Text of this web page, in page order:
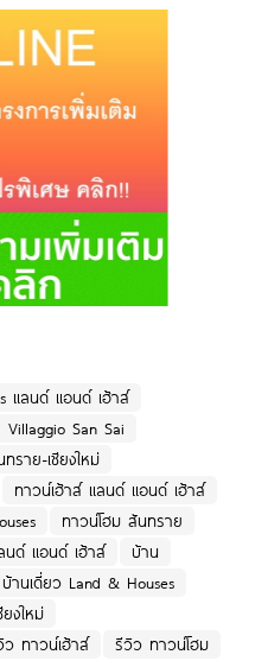
แลนด์ แอนด์ เฮ้าส์
Villaggio San Sai
ราย-เชียงใหม่
ทาวน์เฮ้าส์ แลนด์ แอนด์ เฮ้าส์
ทาวน์โฮม สันทราย
นด์ แอนด์ เฮ้าส์
บ้าน
บ้านเดี่ยว Land & Houses
งใหม่
ว ทาวน์เฮ้าส์
รีวิว ทาวน์โฮม